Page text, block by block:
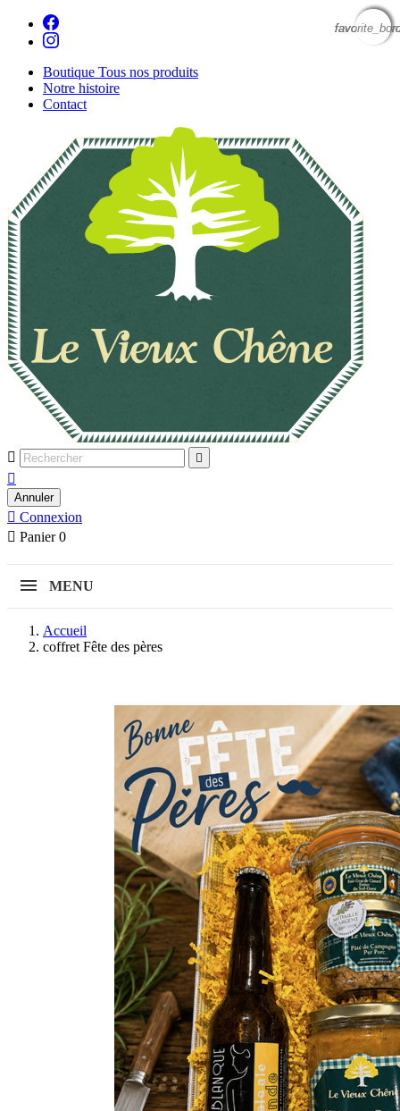
Boutique Tous nos produits
Notre histoire
Contact
 

Annuler
 Connexion
 Panier 0
MENU
Accueil
coffret Fête des pères